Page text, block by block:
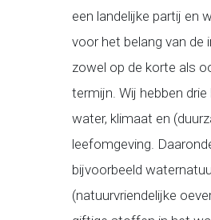
een landelijke partij en
voor het belang van de
zowel op de korte als
termijn. Wij hebben drie
water, klimaat en
leefomgeving.
bijvoorbeeld
(natuurvriendelijke